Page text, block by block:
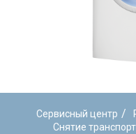
Сервисный центр /
Снятие